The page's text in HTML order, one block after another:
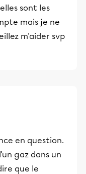
sont les
mais je ne
m'aider svp
en question.
gaz dans un
que le